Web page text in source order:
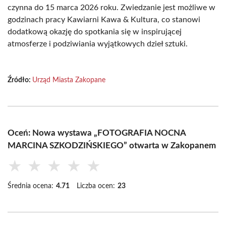
czynna do 15 marca 2026 roku. Zwiedzanie jest możliwe w
godzinach pracy Kawiarni Kawa & Kultura, co stanowi
dodatkową okazję do spotkania się w inspirującej
atmosferze i podziwiania wyjątkowych dzieł sztuki.
Źródło: Urząd Miasta Zakopane
Oceń: Nowa wystawa „FOTOGRAFIA NOCNA
MARCINA SZKODZIŃSKIEGO” otwarta w Zakopanem
★ ★ ★ ★ ★
Średnia ocena: 4.71 Liczba ocen: 23